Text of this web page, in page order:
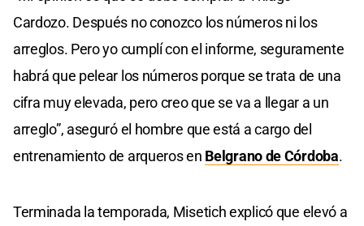
Cardozo. Después no conozco los números ni los
arreglos. Pero yo cumplí con el informe, seguramente
habrá que pelear los números porque se trata de una
cifra muy elevada, pero creo que se va a llegar a un
arreglo”, aseguró el hombre que está a cargo del
entrenamiento de arqueros en Belgrano de Córdoba.
Terminada la temporada, Misetich explicó que elevó a